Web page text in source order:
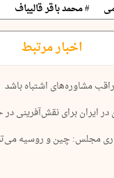
# محمد باقر قالیباف
اخبار مرتبط
مشاوره‌های اشتباه باشد
ایران برای نقش‌آفرینی در
مجلس: چین و روسیه